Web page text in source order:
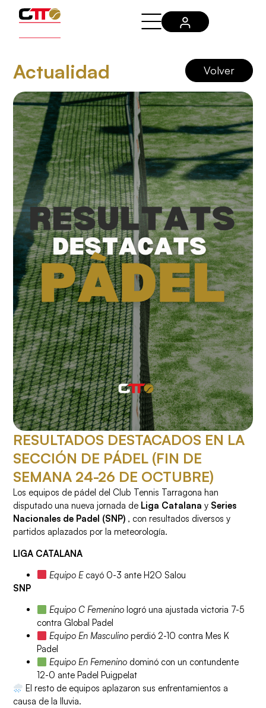
Actualidad Volver
RESULTADOS DESTACADOS EN LA
SECCIÓN DE PÁDEL (FIN DE
SEMANA 24-26 DE OCTUBRE)
Los equipos de pádel del Club Tennis Tarragona han
disputado una nueva jornada de Liga Catalana y Series
Nacionales de Padel (SNP) , con resultados diversos y
partidos aplazados por la meteorología.
LIGA CATALANA
Equipo Ecayó 0-3 ante H2O Salou
SNP
Equipo C Femenino logró una ajustada victoria 7-5
contra Global Padel
Equipo En Masculino perdió 2-10 contra Mes K
Padel
Equipo En Femenino dominó con un contundente
12-0 ante Padel Puigpelat
El resto de equipos aplazaron sus enfrentamientos a
causa de la lluvia.